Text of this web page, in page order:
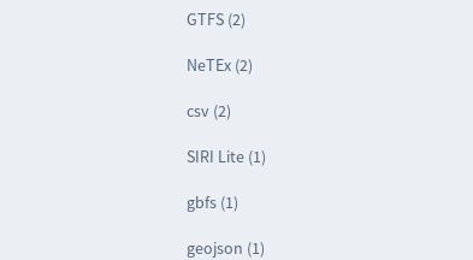
GTFS (2)
NeTEx (2)
csv (2)
SIRI Lite (1)
gbfs (1)
geojson (1)